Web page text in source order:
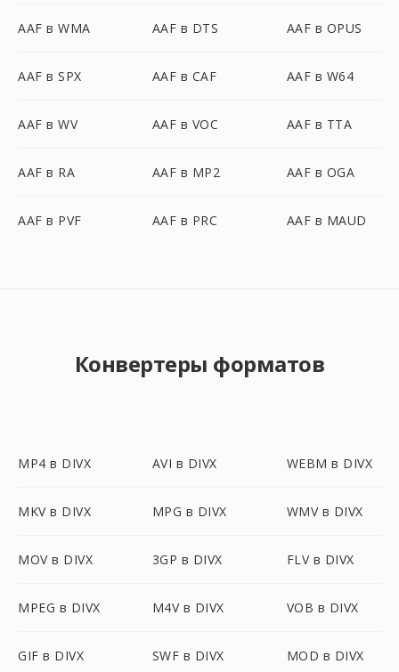
AAF в WMA AAF в DTS AAF в OPUS
AAF в SPX AAF в CAF AAF в W64
AAF в WV AAF в VOC AAF в TTA
AAF в RA AAF в MP2 AAF в OGA
AAF в PVF AAF в PRC AAF в MAUD
Конвертеры форматов
MP4 в DIVX AVI в DIVX WEBM в DIVX
MKV в DIVX MPG в DIVX WMV в DIVX
MOV в DIVX 3GP в DIVX FLV в DIVX
MPEG в DIVX M4V в DIVX VOB в DIVX
GIF в DIVX SWF в DIVX MOD в DIVX